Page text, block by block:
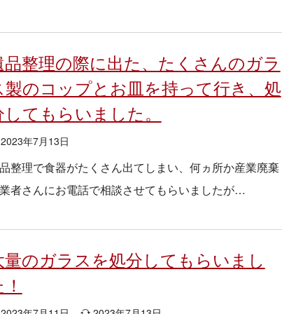
品整理の際に出た、たくさんのガラ
製のコップとお皿を持って行き、処
てもらいました。
年7月13日
整理で食器がたくさん出てしまい、何ヵ所か産業廃棄
者さんにお電話で相談させてもらいましたが…
量のガラスを処分してもらいまし